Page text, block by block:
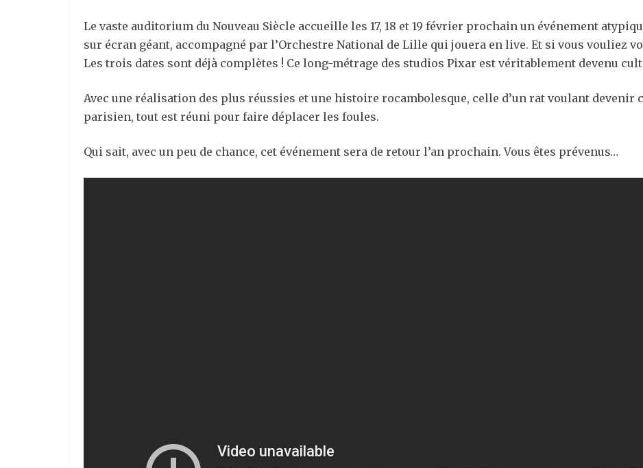
Le vaste auditorium du Nouveau Siècle accueille les 17, 18 et 19 février prochain un événement
sur écran géant, accompagné par l’Orchestre National de Lille qui jouera en live. Et si vous vouliez
Les trois dates sont déjà complètes ! Ce long-métrage des studios Pixar est véritablement devenu
Avec une réalisation des plus réussies et une histoire rocambolesque, celle d’un rat voulant devenir
parisien, tout est réuni pour faire déplacer les foules.
Qui sait, avec un peu de chance, cet événement sera de retour l’an prochain. Vous êtes prévenus…